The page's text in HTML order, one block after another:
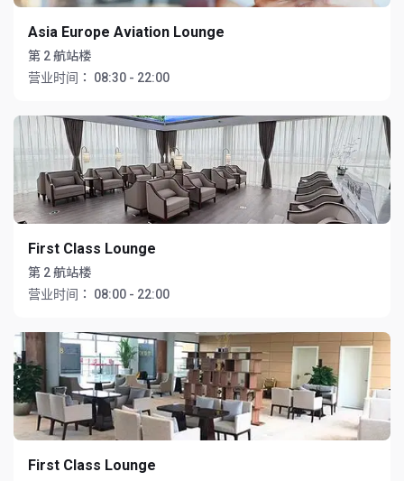
Asia Europe Aviation Lounge
第 2 航站楼
营业时间：
08:30 - 22:00
First Class Lounge
第 2 航站楼
营业时间：
08:00 - 22:00
First Class Lounge